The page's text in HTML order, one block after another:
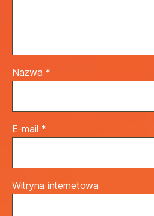
Nazwa *
E-mail *
Witryna internetowa